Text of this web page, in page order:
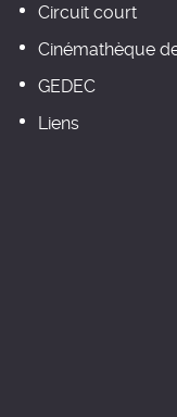
Circuit court
Cinémathèque
GEDEC
Liens